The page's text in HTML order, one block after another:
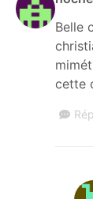
Belle
cette